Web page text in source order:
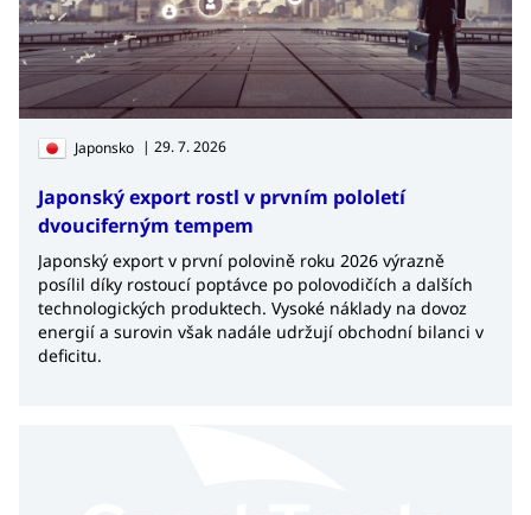
Japonsko | 29. 7. 2026
Japonský export rostl v prvním pololetí
dvouciferným tempem
Japonský export v první polovině roku 2026 výrazně
posílil díky rostoucí poptávce po polovodičích a dalších
technologických produktech. Vysoké náklady na dovoz
energií a surovin však nadále udržují obchodní bilanci v
deficitu.